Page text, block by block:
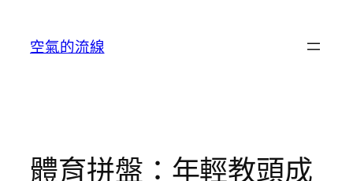
空氣的流線
體育拼盤：年輕教頭成